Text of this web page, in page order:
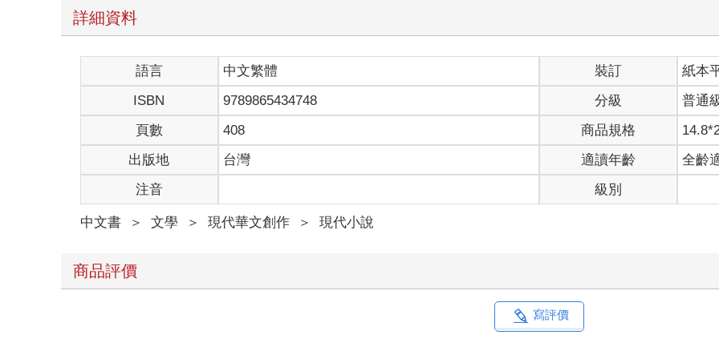
詳細資料
語言 中文繁體 裝訂
紙本
ISBN
9789865434748 分級
普通
頁數
408 商品規格
出版地
台灣 適讀年齡
全齡
注音
級別
中文書 ＞ 文學 ＞ 現代華文創作 ＞ 現代小說
商品評價
寫評價